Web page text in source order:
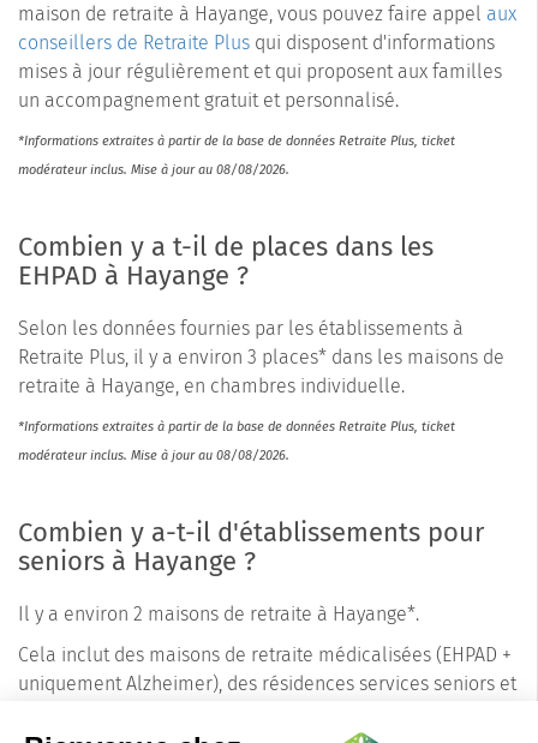
maison de retraite à Hayange, vous pouvez faire appel aux
conseillers de Retraite Plus qui disposent d'informations
mises à jour régulièrement et qui proposent aux familles
un accompagnement gratuit et personnalisé.
*Informations extraites à partir de la base de données Retraite Plus, ticket
modérateur inclus. Mise à jour au 08/08/2026.
Combien y a t-il de places dans les
EHPAD à Hayange ?
Selon les données fournies par les établissements à
Retraite Plus, il y a environ 3 places* dans les maisons de
retraite à Hayange, en chambres individuelle.
*Informations extraites à partir de la base de données Retraite Plus, ticket
modérateur inclus. Mise à jour au 08/08/2026.
Combien y a-t-il d'établissements pour
seniors à Hayange ?
Il y a environ 2 maisons de retraite à Hayange*.
Cela inclut des maisons de retraite médicalisées (EHPAD +
uniquement Alzheimer), des résidences services seniors et